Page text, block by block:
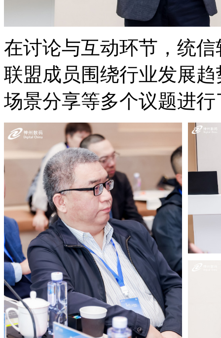
在讨论与互动环节，统信
联盟成员围绕行业发展趋势
场景分享等多个议题进